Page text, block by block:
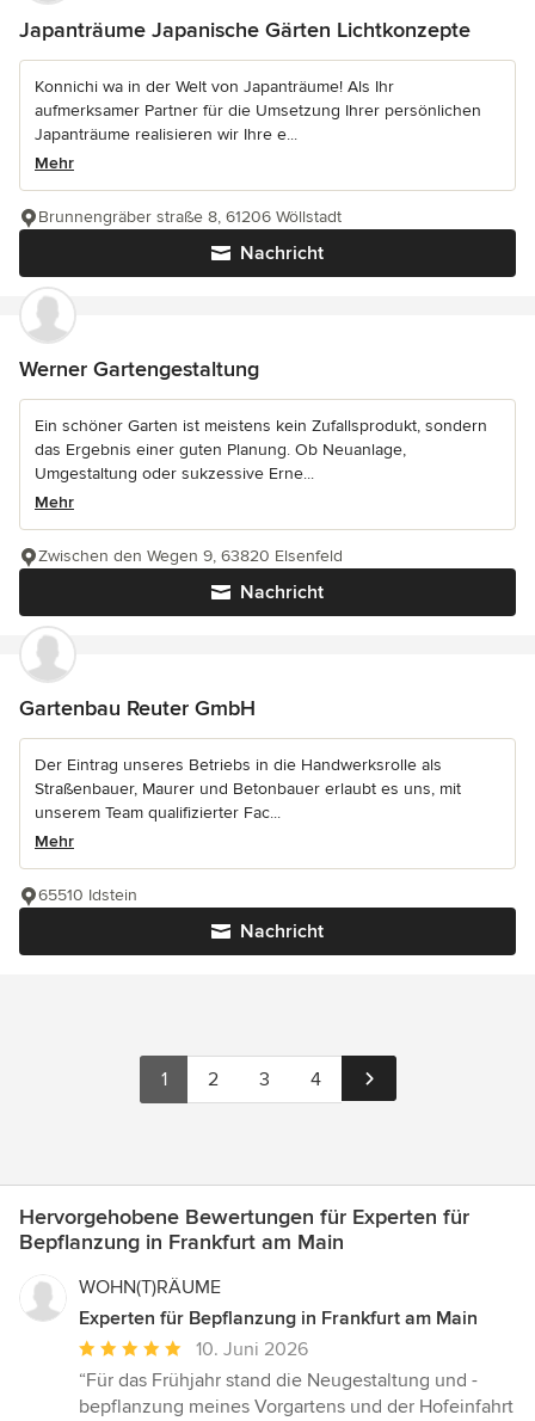
Japanträume Japanische Gärten Lichtkonzepte
Konnichi wa in der Welt von Japanträume! Als Ihr
aufmerksamer Partner für die Umsetzung Ihrer persönlichen
Japanträume realisieren wir Ihre e...
Mehr
Nachricht
Brunnengräber straße 8, 61206 Wöllstadt
Werner Gartengestaltung
Ein schöner Garten ist meistens kein Zufallsprodukt, sondern
das Ergebnis einer guten Planung. Ob Neuanlage,
Umgestaltung oder sukzessive Erne...
Mehr
Nachricht
Zwischen den Wegen 9, 63820 Elsenfeld
Gartenbau Reuter GmbH
Der Eintrag unseres Betriebs in die Handwerksrolle als
Straßenbauer, Maurer und Betonbauer erlaubt es uns, mit
unserem Team qualifizierter Fac...
Mehr
Nachricht
65510 Idstein
1 2 3 4
Hervorgehobene Bewertungen für Experten für
Bepflanzung in Frankfurt am Main
WOHN(T)RÄUME
Experten für Bepflanzung in Frankfurt am Main
Durchschnittliche
Bewertung:
5
10. Juni 2026
“Für das Frühjahr stand die Neugestaltung und -
bepflanzung meines Vorgartens und der Hofeinfahrt